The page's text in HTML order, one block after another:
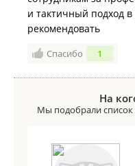
и тактичный подход
рекомендовать
Спасибо 1
На
Мы подобрали список